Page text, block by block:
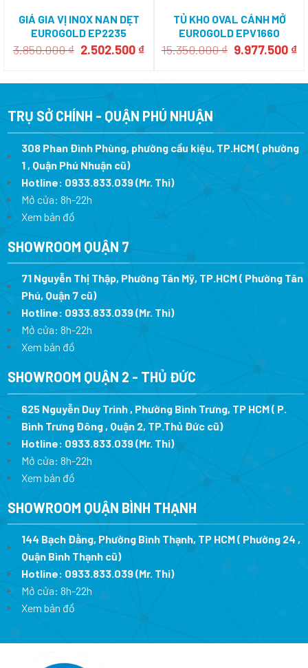
GIÁ GIA VỊ INOX NAN DẸT
EUROGOLD EP2235
3.850.000₫ Giá
3.850.000 ₫.
2.502.500 ₫Giá
là:
TỦ KHO OVAL CÁNH MỞ
EUROGOLD EPV1660
15.350.000₫ Giá
15.350.000 ₫.
9.977.500 ₫
TRỤ SỞ CHÍNH - QUẬN PHÚ NHUẬN
308 Phan Đình Phùng, phường cầu kiệu, TP.HCM ( phường
1 , Quận Phú Nhuận cũ)
Hotline: 0933.833.039(Mr. Thi)
Mở cửa: 8h-22h
Xem bản đồ
SHOWROOM QUẬN 7
71 Nguyễn Thị Thập, Phường Tân Mỹ, TP.HCM ( Phường Tân
Phú, Quận 7 cũ)
Hotline: 0933.833.039(Mr. Thi)
Mở cửa: 8h-22h
Xem bản đồ
SHOWROOM QUẬN 2 - THỦ ĐỨC
625 Nguyễn Duy Trinh , Phường Bình Trưng, TP HCM ( P.
Bình Trưng Đông , Quận 2, TP.Thủ Đức cũ)
Hotline: 0933.833.039(Mr. Thi)
Mở cửa: 8h-22h
Xem bản đồ
SHOWROOM QUẬN BÌNH THẠNH
144 Bạch Đằng, Phường Bình Thạnh, TP HCM ( Phường 24 ,
Quận Bình Thạnh cũ)
Hotline: 0933.833.039(Mr. Thi)
Mở cửa: 8h-22h
Xem bản đồ